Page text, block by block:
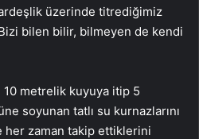
üzerinde titrediğimiz
bilen bilir, bilmeyen de kendi
10 metrelik kuyuya itip 5
soyunan tatlı su kurnazlarını
her zaman takip ettiklerini